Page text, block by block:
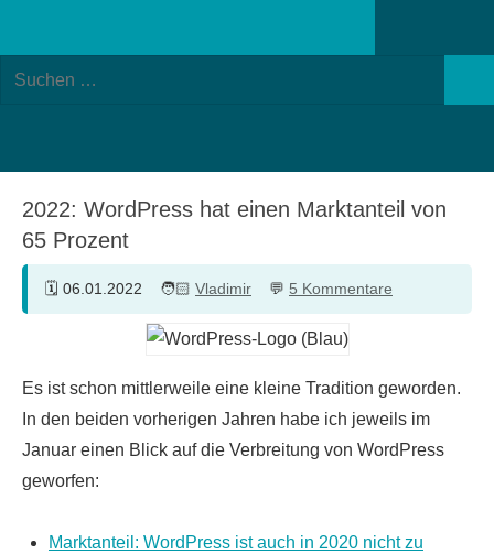
Suchen
2022: WordPress hat einen Marktanteil von
65 Prozent
06.01.2022 Vladimir 5 Kommentare
Es ist schon mittlerweile eine kleine Tradition geworden.
In den beiden vorherigen Jahren habe ich jeweils im
Januar einen Blick auf die Verbreitung von WordPress
geworfen:
Marktanteil: WordPress ist auch in 2020 nicht zu